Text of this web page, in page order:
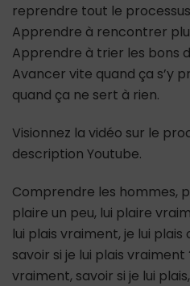
reprendre tout le
Apprendre à rencontrer
Apprendre à trier les bons
Avancer vite quand ça s’y
quand ça ne sert à rien.
Visionnez la vidéo sur le
description Youtube.
Comprendre les hommes,
plaire un peu, lui plaire
lui plais vraiment, je lui plais
savoir si je lui plais vraiment
vraiment, savoir si je lui